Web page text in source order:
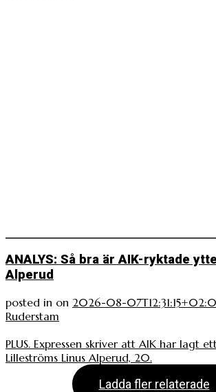
ANALYS: Så bra är AIK-ryktade
Alperud
posted in on 2026-08-
Ruderstam
PLUS. Expressen skriver att AIK har lagt
Lilleströms Linus Alperud, 20.
Ladda fler relaterade